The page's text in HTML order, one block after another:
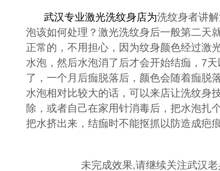
武汉专业激光洗纹身店为洗纹身者讲
泡该如何处理？激光洗纹身后一般第二天
正常的，不用担心，因为纹身颜色经过激
水泡，然后水泡消了后才会开始结痂，7
了，一个月后痂脱落后，颜色会随着痂脱
水泡相对比较大的话，可以来店让洗纹身
除，或者自己在家用针消毒后，把水泡扎
把水挤出来，结痂时不能抠抓以防造成疤
未完成效果,请继续关注武汉